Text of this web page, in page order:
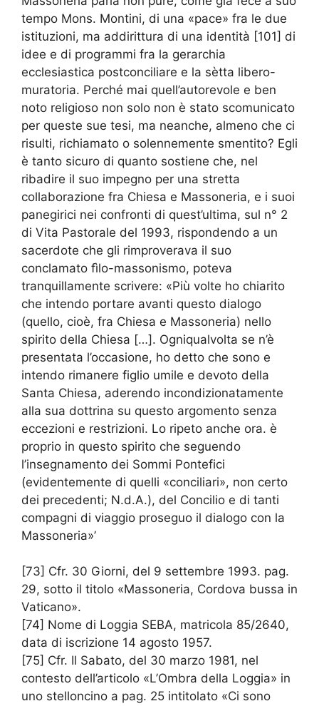
tempo Mons. Montini, di una «pace» fra le due
istituzioni, ma addirittura di una identità [101] di
idee e di programmi fra la gerarchia
ecclesiastica postconciliare e la sètta libero-
muratoria. Perché mai quell’autorevole e ben
noto religioso non solo non è stato scomunicato
per queste sue tesi, ma neanche, almeno che ci
risulti, richiamato o solennemente smentito? Egli
è tanto sicuro di quanto sostiene che, nel
ribadire il suo impegno per una stretta
collaborazione fra Chiesa e Massoneria, e i suoi
panegirici nei confronti di quest’ultima, sul n° 2
di Vita Pastorale del 1993, rispondendo a un
sacerdote che gli rimproverava il suo
conclamato fìlo-massonismo, poteva
tranquillamente scrivere: «Più volte ho chiarito
che intendo portare avanti questo dialogo
(quello, cioè, fra Chiesa e Massoneria) nello
spirito della Chiesa […]. Ogniqualvolta se n’è
presentata l’occasione, ho detto che sono e
intendo rimanere figlio umile e devoto della
Santa Chiesa, aderendo incondizionatamente
alla sua dottrina su questo argomento senza
eccezioni e restrizioni. Lo ripeto anche ora. è
proprio in questo spirito che seguendo
l’insegnamento dei Sommi Pontefici
(evidentemente di quelli «conciliari», non certo
dei precedenti; N.d.A.), del Concilio e di tanti
compagni di viaggio proseguo il dialogo con la
Massoneria»’
[73] Cfr. 30 Giorni, del 9 settembre 1993. pag.
29, sotto il titolo «Massoneria, Cordova bussa in
Vaticano».
[74] Nome di Loggia SEBA, matricola 85/2640,
data di iscrizione 14 agosto 1957.
[75] Cfr. Il Sabato, del 30 marzo 1981, nel
contesto dell’articolo «L’Ombra della Loggia» in
uno stelloncino a pag. 25 intitolato «Ci sono